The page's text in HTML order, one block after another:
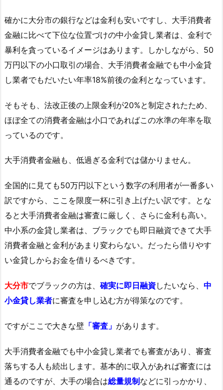
確かに大分市の銀行などは金利も安いですし、大手消費者
金融に比べて下位な位置づけの中小金貸し業者は、金利で
暴利を貪っているイメージはあります。しかしながら、50
万円以下の小口取引の場合、大手消費者金融でも中小金貸
し業者でもだいたい年率18%前後の金利となっています。
そもそも、法改正後の上限金利が20%と制定されたため、
ほぼ全ての消費者金融は小口であればこの水準の年率を取
っているのです。
大手消費者金融も、低過ぎる金利では儲かりません。
全国的に見ても50万円以下という数字の利用者が一番多い
訳ですから、ここを限度一杯に引き上げたい訳です。とな
ると大手消費者金融は審査に厳しく、さらに金利も高い。
中小系の金貸し業者は、ブラックでも即日融資できて大手
消費者金融と金利があまり変わらない。だったら借りやす
い金貸しからお金を借りるべきです。
大分市でブラックの方は、 確実に即日融資したいなら、 中
小金貸し業者に審査を申し込む方が得策なのです。
ですがここで大きな壁 「審査」 があります。
大手消費者金融でも中小金貸し業者でも審査があり、審査
落ちする人も続出します。基本的に収入があれば審査には
通るのですが、大手の場合は総量規制などに引っかかり、